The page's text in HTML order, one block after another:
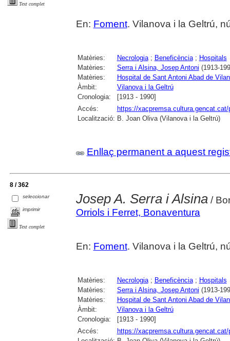
Text complet
En: Foment. Vilanova i la Geltrú,
Matèries: Necrologia; Beneficència; Hospitals
Matèries:
Serra i Alsina, Josep Antoni (1913-
Matèries:
Hospital de Sant Antoni Abad de
Àmbit:
Vilanova i la Geltrú
Cronologia:
[1913 - 1990]
Accés:
https://xacpremsa.cultura.gencat.cat/
Localització: B. Joan Oliva (Vilanova i la Geltrú)
Enllaç permanent a aquest
8 / 362
seleccionar
imprimir
Text complet
Josep A. Serra i Alsina/
Orriols i Ferret, Bonaventura
En: Foment. Vilanova i la Geltrú,
Matèries: Necrologia; Beneficència; Hospitals
Matèries:
Serra i Alsina, Josep Antoni (1913-
Matèries:
Hospital de Sant Antoni Abad de
Àmbit:
Vilanova i la Geltrú
Cronologia:
[1913 - 1990]
Accés:
https://